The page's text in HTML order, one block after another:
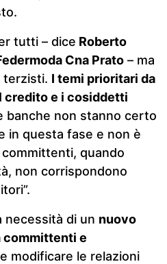
tutti – dice Roberto
Cna Prato – ma
terzisti. I temi prioritari da
credito e i cosiddetti
banche non stanno certo
in questa fase e non è
quando
non corrispondono
necessità di un nuovo
committenti e
modificare le relazioni